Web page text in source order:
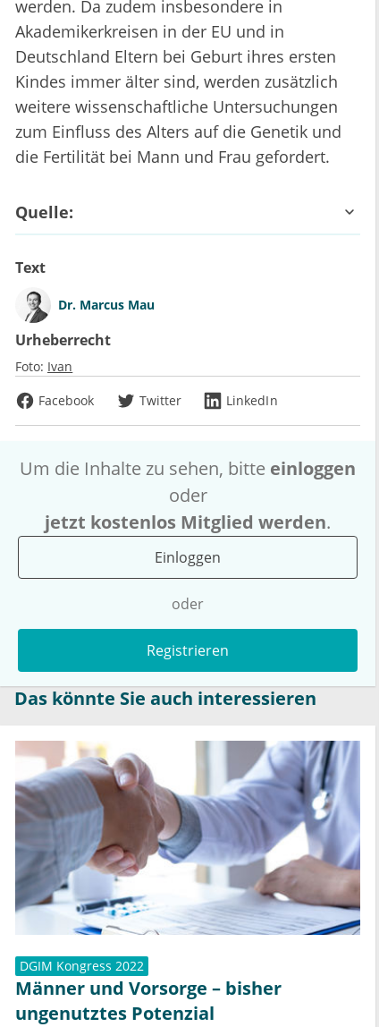
werden. Da zudem insbesondere in
Akademikerkreisen in der EU und in
Deutschland Eltern bei Geburt ihres ersten
Kindes immer älter sind, werden zusätzlich
weitere wissenschaftliche Untersuchungen
zum Einfluss des Alters auf die Genetik und
die Fertilität bei Mann und Frau gefordert.
Quelle:
Text
Dr. Marcus Mau
Urheberrecht
Foto: Ivan
Facebook
Twitter LinkedIn
Um die Inhalte zu sehen, bitte einloggen
oder
jetzt kostenlos Mitglied werden.
Einloggen
oder
Registrieren
Das könnte Sie auch interessieren
DGIM Kongress 2022
Männer und Vorsorge – bisher
ungenutztes Potenzial